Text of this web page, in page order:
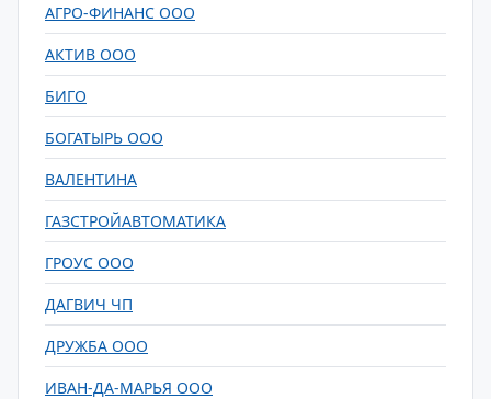
АГРО-ФИНАНС ООО
АКТИВ ООО
БИГО
БОГАТЫРЬ ООО
ВАЛЕНТИНА
ГАЗСТРОЙАВТОМАТИКА
ГРОУС ООО
ДАГВИЧ ЧП
ДРУЖБА ООО
ИВАН-ДА-МАРЬЯ ООО